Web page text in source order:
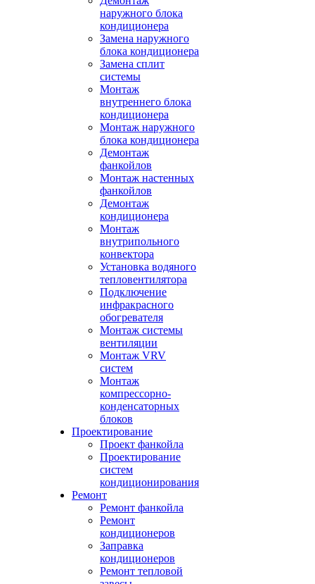
наружного блока
кондиционера
Замена наружного
блока кондиционера
Замена сплит
системы
Монтаж
внутреннего блока
кондиционера
Монтаж наружного
блока кондиционера
Демонтаж
фанкойлов
Монтаж настенных
фанкойлов
Демонтаж
кондиционера
Монтаж
внутрипольного
конвектора
Установка водяного
тепловентилятора
Подключение
инфракрасного
обогревателя
Монтаж системы
вентиляции
Монтаж VRV
систем
Монтаж
компрессорно-
конденсаторных
блоков
Проектирование
Проект фанкойла
Проектирование
систем
кондиционирования
Ремонт
Ремонт фанкойла
Ремонт
кондиционеров
Заправка
кондиционеров
Ремонт тепловой